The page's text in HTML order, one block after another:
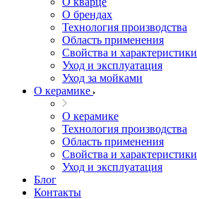
О брендах
Технология производства
Область применения
Свойства и характеристики
Уход и эксплуатация
Уход за мойками
О керамике
О керамике
Технология производства
Область применения
Свойства и характеристики
Уход и эксплуатация
Блог
Контакты